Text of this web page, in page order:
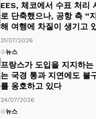
EES, 체코에서 수표 처리
로 단축했으나, 공항 측 “
해 여행에 차질이 생기고
31/07/2026
뉴스
프랑스가 도입을 지지하는
는 국경 통과 지연에도 불
를 옹호하고 있다
24/07/2026
뉴스